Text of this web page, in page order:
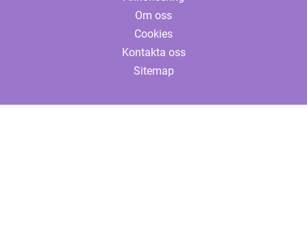
Om oss
Cookies
Kontakta oss
Sitemap